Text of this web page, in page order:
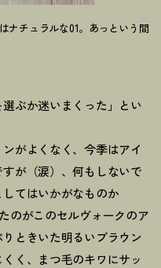
ナチュラルな01。あっという間
ぶか迷いまくった」とい
がよくなく、今季はアイ
が（涙）、何もしないで
てはいかがなものか
のがこのセルヴォークのア
ときいた明るいブラウン
く、まつ毛のキワにサッ